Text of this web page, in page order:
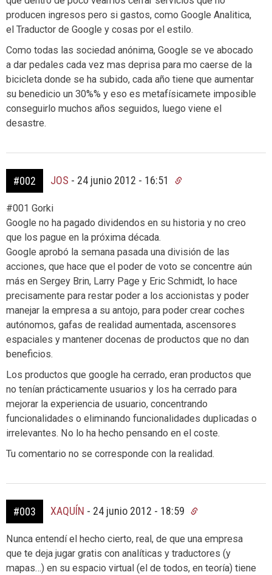
producen ingresos pero si gastos, como Google Analitica,
el Traductor de Google y cosas por el estilo.
Como todas las sociedad anónima, Google se ve abocado
a dar pedales cada vez mas deprisa para mo caerse de la
bicicleta donde se ha subido, cada año tiene que aumentar
su benedicio un 30%% y eso es metafísicamete imposible
conseguirlo muchos años seguidos, luego viene el
desastre.
#002 JOS - 24 junio 2012 - 16:51
#001 Gorki
Google no ha pagado dividendos en su historia y no creo
que los pague en la próxima década.
Google aprobó la semana pasada una división de las
acciones, que hace que el poder de voto se concentre aún
más en Sergey Brin, Larry Page y Eric Schmidt, lo hace
precisamente para restar poder a los accionistas y poder
manejar la empresa a su antojo, para poder crear coches
autónomos, gafas de realidad aumentada, ascensores
espaciales y mantener docenas de productos que no dan
beneficios.
Los productos que google ha cerrado, eran productos que
no tenían prácticamente usuarios y los ha cerrado para
mejorar la experiencia de usuario, concentrando
funcionalidades o eliminando funcionalidades duplicadas o
irrelevantes. No lo ha hecho pensando en el coste.
Tu comentario no se corresponde con la realidad.
#003 XAQUÍN - 24 junio 2012 - 18:59
Nunca entendí el hecho cierto, real, de que una empresa
que te deja jugar gratis con analíticas y traductores (y
mapas…) en su espacio virtual (el de todos, en teoría) tiene